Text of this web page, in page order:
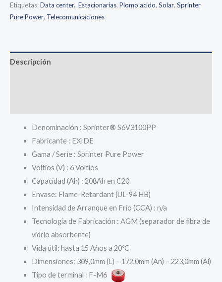
Power
-
cantidad
Etiquetas:Data center., Estacionarias, Plomo acido, Solar, Sprinter
Pure Power, Telecomunicaciones
Descripción
Denominación : Sprinter® S6V3100PP
Fabricante : EXIDE
Gama / Serie : Sprinter Pure Power
Voltios (V) : 6 Voltios
Capacidad (Ah) : 208Ah en C20
Envase: Flame-Retardant (UL-94 HB)
Intensidad de Arranque en Frío (CCA) : n/a
Tecnología de Fabricación : AGM (separador de fibra de
vidrio absorbente)
Vida útil: hasta 15 Años a 20ºC
Dimensiones: 309,0mm (L) – 172,0mm (An) – 223,0mm (Al)
Tipo de terminal : F-M6